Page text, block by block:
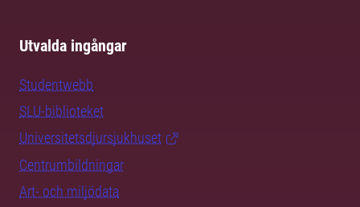
Utvalda ingångar
Studentwebb
SLU-biblioteket
Universitetsdjursjukhuset
Centrumbildningar
Art- och miljödata